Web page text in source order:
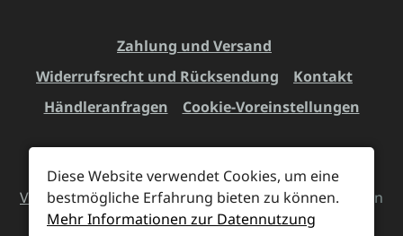
Zahlung und Versand
Widerrufsrecht und Rücksendung
Kontakt
Händleranfragen
Cookie-Voreinstellungen
Alle Preise inkl. gesetzl. Mehrwertsteuer zzgl.
Versandkostenund ggf. Nachnahmegebühren, wenn
nicht anders angegeben.
Diese Website verwendet Cookies, um eine
bestmögliche Erfahrung bieten zu können.
Mehr Informationen zur Datennutzung